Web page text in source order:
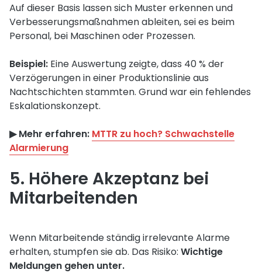
Auf dieser Basis lassen sich Muster erkennen und
Verbesserungsmaßnahmen ableiten, sei es beim
Personal, bei Maschinen oder Prozessen.
Beispiel: Eine Auswertung zeigte, dass 40 % der
Verzögerungen in einer Produktionslinie aus
Nachtschichten stammten. Grund war ein fehlendes
Eskalationskonzept.
▶︎ Mehr erfahren: MTTR zu hoch? Schwachstelle
Alarmierung
5. Höhere Akzeptanz bei
Mitarbeitenden
Wenn Mitarbeitende ständig irrelevante Alarme
erhalten, stumpfen sie ab. Das Risiko: Wichtige
Meldungen gehen unter.